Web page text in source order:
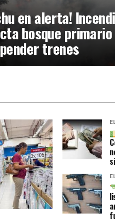
en alerta!
bosque
trenes